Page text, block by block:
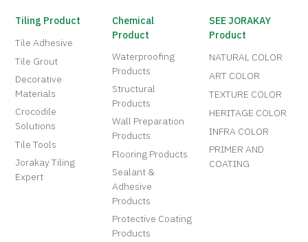
Tiling Product
Tile Adhesive
Tile Grout
Decorative
Materials
Crocodile
Solutions
Tile Tools
Jorakay Tiling
Expert
Chemical
Product
Waterproofing
Products
Structural
Products
Wall Preparation
Products
Flooring Products
Sealant &
Adhesive
Products
Protective Coating
Products
SEE JORAKAY
Product
NATURAL COLOR
ART COLOR
TEXTURE COLOR
HERITAGE COLOR
INFRA COLOR
PRIMER AND
COATING